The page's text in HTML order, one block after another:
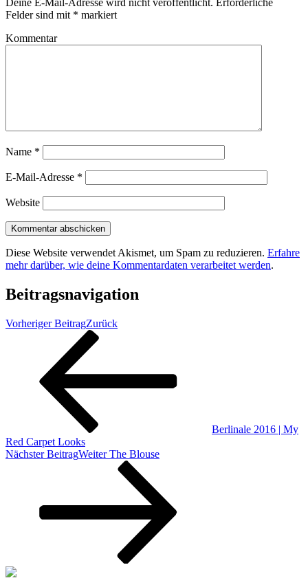
Deine E-Mail-Adresse wird nicht veröffentlicht. Erforderliche
Felder sind mit * markiert
Kommentar
Name *
E-Mail-Adresse *
Website
Diese Website verwendet Akismet, um Spam zu reduzieren. Erfahre
mehr darüber, wie deine Kommentardaten verarbeitet werden.
Beitragsnavigation
Vorheriger BeitragZurück
Berlinale 2016 | My
Red Carpet Looks
Nächster BeitragWeiter The Blouse